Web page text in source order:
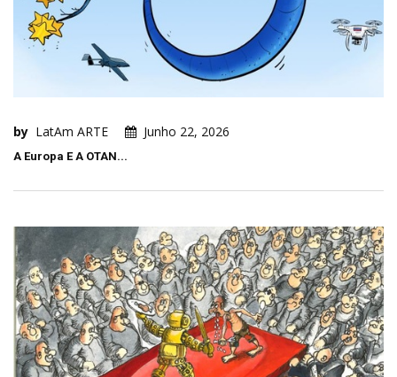
by LatAm ARTE Junho 22, 2026
A Europa E A OTAN...